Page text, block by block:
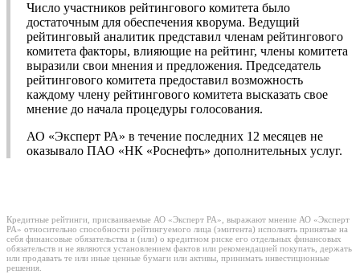
Число участников рейтингового комитета было
достаточным для обеспечения кворума. Ведущий
рейтинговый аналитик представил членам рейтингового
комитета факторы, влияющие на рейтинг, члены комитета
выразили свои мнения и предложения. Председатель
рейтингового комитета предоставил возможность
каждому члену рейтингового комитета высказать свое
мнение до начала процедуры голосования.
АО «Эксперт РА» в течение последних 12 месяцев не
оказывало ПАО «НК «Роснефть» дополнительных услуг.
Кредитные рейтинги, присваиваемые АО «Эксперт РА», выражают мнение АО «Эксперт
РА» относительно способности рейтингуемого лица (эмитента) исполнять принятые на
себя финансовые обязательства и (или) о кредитном риске его отдельных финансовых
обязательств и не являются установлением фактов или рекомендацией покупать, держать
или продавать те или иные ценные бумаги или активы, принимать инвестиционные
решения.